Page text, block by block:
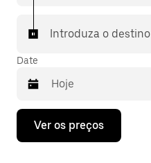
Introduza o destino
Date
Prima
tecla
Ver os preços